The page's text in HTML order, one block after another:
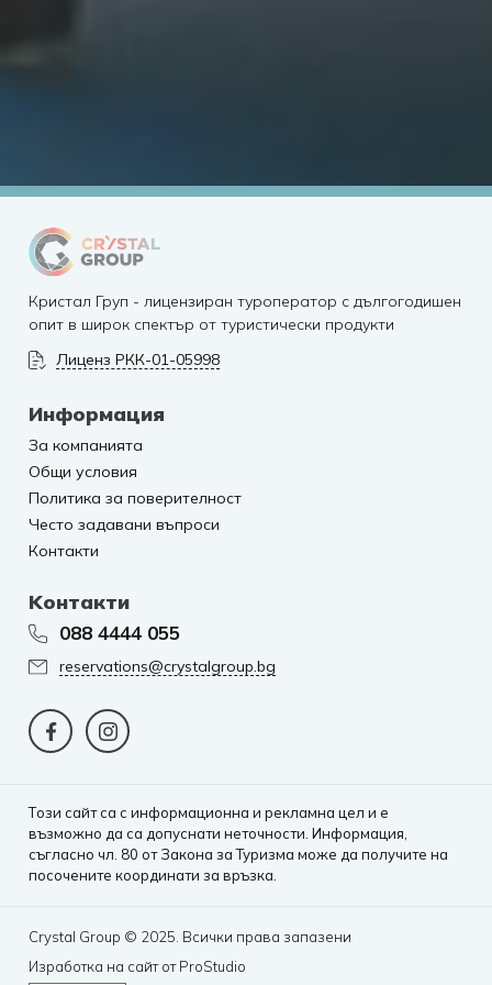
Кристал Груп - лицензиран туроператор с дългогодишен
опит в широк спектър от туристически продукти
Лиценз РКК-01-05998
Информация
За компанията
Общи условия
Политика за поверителност
Често задавани въпроси
Контакти
Kонтакти
088 4444 055
reservations@crystalgroup.bg
Tози сайт са с информационна и рекламна цел и е
възможно да са допуснати неточности. Информация,
съгласно чл. 80 от Закона за Туризма може да получите на
посочените координати за връзка.
Crystal Group © 2025. Всички права запазени
Изработка на сайт от ProStudio